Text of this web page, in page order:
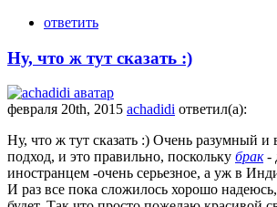
ответить
Ну, что ж тут сказать :)
февраля 20th, 2015 achadidi ответил(а):
Ну, что ж тут сказать :) Очень разумный и
подход, и это правильно, поскольку брак-
иностранцем -очень серьезное, а уж в
И раз все пока сложилось хорошо